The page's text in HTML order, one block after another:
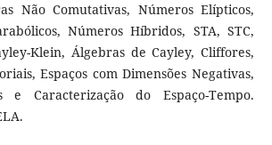
Não Comutativas, Números Elípticos,
Números Híbridos, STA, STC,
Klein, Álgebras de Cayley, Cliffores,
Espaços com Dimensões Negativas,
e Caracterização do Espaço-Tempo.